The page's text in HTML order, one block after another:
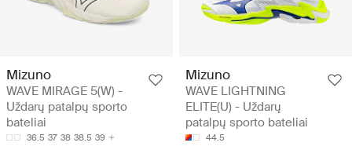
Mizuno
WAVE MIRAGE 5(W) -
Uždarų patalpų sporto
bateliai
36.5 37 38 38.5 39
Mizuno
WAVE LIGHTNING
ELITE(U) - Uždarų
patalpų sporto bateliai
44.5